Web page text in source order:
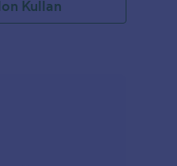
Kullan